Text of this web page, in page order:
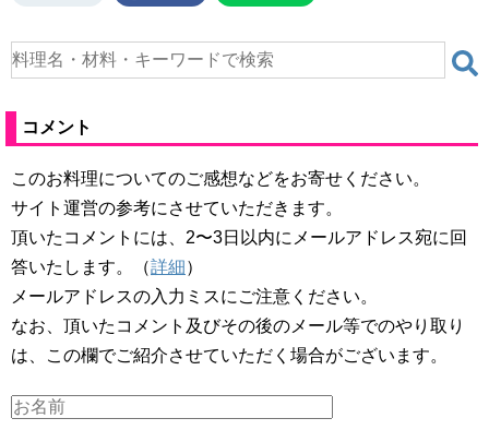
コメント
このお料理についてのご感想などをお寄せください。
サイト運営の参考にさせていただきます。
頂いたコメントには、2〜3日以内にメールアドレス宛に回
答いたします。（詳細）
メールアドレスの入力ミスにご注意ください。
なお、頂いたコメント及びその後のメール等でのやり取り
は、この欄でご紹介させていただく場合がございます。